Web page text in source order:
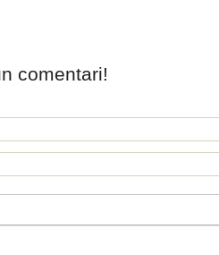
comentari!